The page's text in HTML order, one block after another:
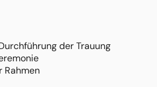
der Trauung
Rahmen